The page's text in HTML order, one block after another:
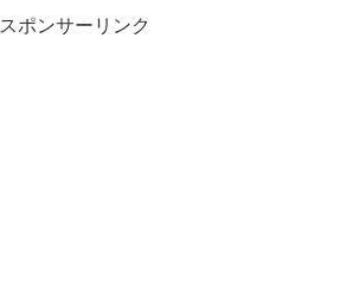
スポンサーリンク